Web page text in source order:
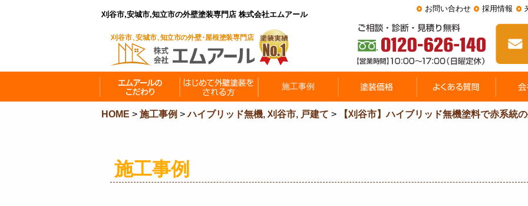
刈谷市,安城市,知立市の外壁塗装専門店 株式会社エムアール
お問い合わせ 採用情報
HOME > 施工事例 >ハイブリッド無機, 刈谷市, 戸建て > 【刈谷市】ハイブリッド無機塗料で赤系統
施工事例